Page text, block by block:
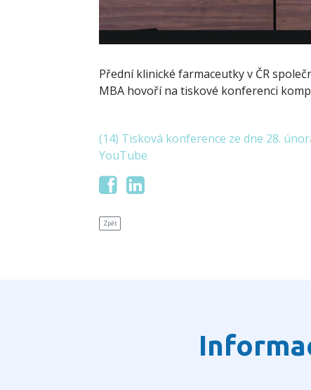
Přední klinické farmaceutky v ČR
MBA hovoří na tiskové konferenci
(14) Tisková konference ze dne 28.
YouTube
Zpět